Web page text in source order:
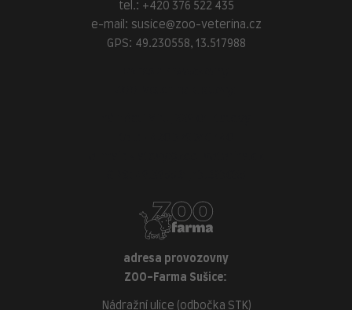
tel.: +420 376 522 435
e-mail: susice@zoo-veterina.cz
GPS: 49.230558, 13.517988
adresa provozovny
ZOO-Farma Sušice:
Nádražní ulice (odbočka STK)